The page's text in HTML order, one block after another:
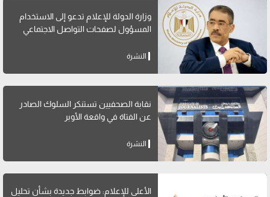
وزارة الدولة للإعلام تدعو إلى الاستخدام
المسؤول لصفحات التواصل الاجتماعي
النشرة
نقابة الصحفيين تستنكر السلوك الصادر
عن الفتاة في واقعة الأوبر
النشرة
الأعلى للإعلام: ضوابط جديدة بشأن تحليل